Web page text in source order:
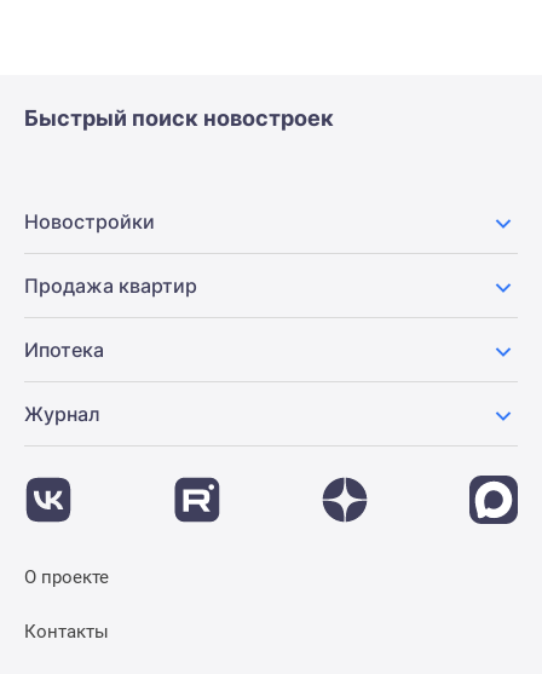
Быстрый поиск новостроек
Новостройки
Продажа квартир
Ипотека
Журнал
О проекте
Контакты